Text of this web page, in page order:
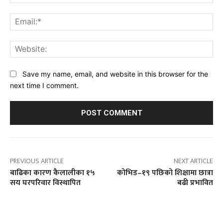
Save my name, email, and website in this browser for the
next time I comment.
PREVIOUS ARTICLE
बाढिका कारण कैलालीका १५
सय घरपरिवार विस्थापित
NEXT ARTICLE
कोभिड–१९ पछिको शिक्षामा छात्रा
बढी प्रभावित